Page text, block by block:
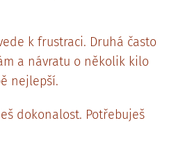
k frustraci. Druhá často
a návratu o několik kilo
nejlepší.
dokonalost. Potřebuješ